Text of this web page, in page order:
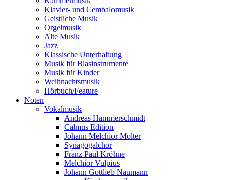
Klavier- und Cembalomusik
Geistliche Musik
Orgelmusik
Alte Musik
Jazz
Klassische Unterhaltung
Musik für Blasinstrumente
Musik für Kinder
Weihnachtsmusik
Hörbuch/Feature
Noten
Vokalmusik
Andreas Hammerschmidt
Calmus Edition
Johann Melchior Molter
Synagogalchor
Franz Paul Kröhne
Melchior Vulpius
Johann Gottlieb Naumann